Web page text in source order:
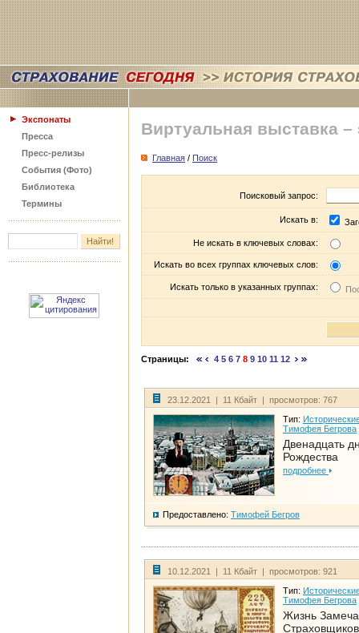
Экспонаты
Пресса
Пресс-релизы
События (Фото)
Библиотека
Термины
Виртуальная выставка –
Главная / Поиск
Поисковый запрос:
Искать в:
Не искать в ключевых словах:
Искать во всех группах ключевых слов:
Искать только в указанных группах:
Страницы: 4 5 6 7 8 9 10 11 12
23.12.2021 | 11 Кбайт | просмотров: 767
Тип:
Тимофея Бегрова
Двенадцать
Рождества
подробнее
Предоставлено: Тимофей Бегров
10.12.2021 | 11 Кбайт | просмотров: 921
Тип:
Тимофея Бегрова
Жизнь